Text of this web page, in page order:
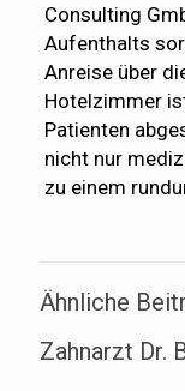
Consulting
Aufenthalts
Anreise über
Hotelzimmer
Patienten
nicht nur
zu einem
Ähnliche
Zahnarzt Dr.